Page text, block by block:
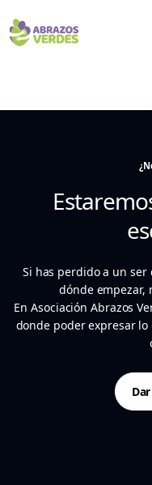
Si has perdido a un
dónde empezar,
En Asociación Abrazos
donde poder expresar